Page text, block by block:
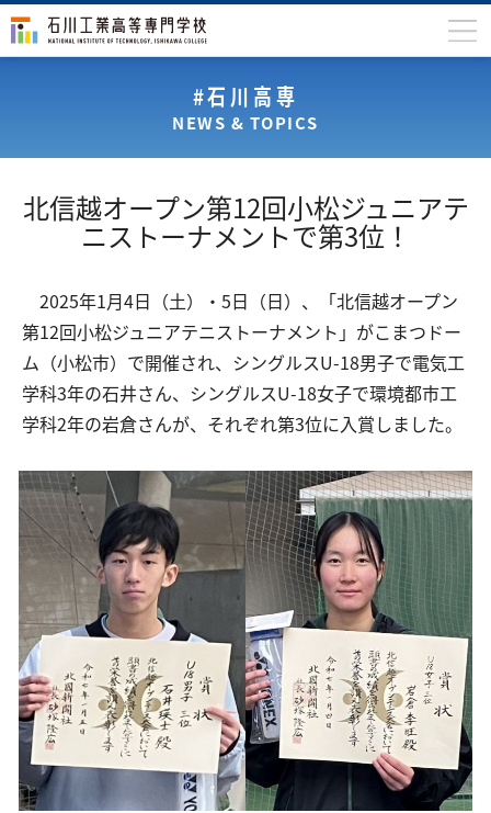
入学案内
国際交流
研究・産学連携
教育・研究施設
中学生の方 在学生の方
保護者の方 卒業生の方 地域・企業の方
交通アクセス お問い合わせ
#石川高専
NEWS & TOPICS
北信越オープン第12回小松ジュニアテ
ニストーナメントで第3位！
2025年1月4日（土）・5日（日）、「北信越オープン
第12回小松ジュニアテニストーナメント」がこまつドー
ム（小松市）で開催され、シングルスU-18男子で電気工
学科3年の石井さん、シングルスU-18女子で環境都市工
学科2年の岩倉さんが、それぞれ第3位に入賞しました。